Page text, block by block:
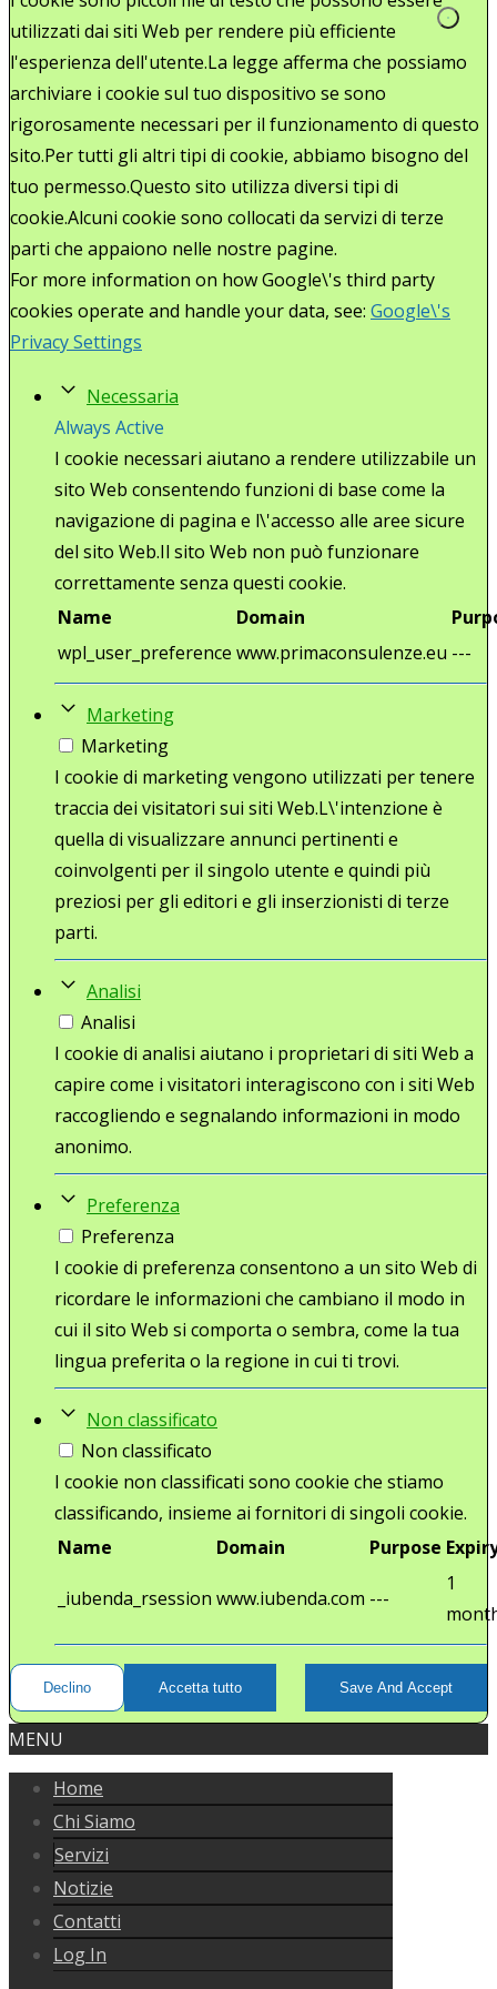
utilizzati dai siti Web per rendere più efficiente
l'esperienza dell'utente.La legge afferma che possiamo
archiviare i cookie sul tuo dispositivo se sono
rigorosamente necessari per il funzionamento di questo
sito.Per tutti gli altri tipi di cookie, abbiamo bisogno del
tuo permesso.Questo sito utilizza diversi tipi di
cookie.Alcuni cookie sono collocati da servizi di terze
parti che appaiono nelle nostre pagine.
For more information on how Google\'s third party
cookies operate and handle your data, see: Google\'s
Privacy Settings
Necessaria
Always Active
I cookie necessari aiutano a rendere utilizzabile un
sito Web consentendo funzioni di base come la
navigazione di pagina e l\'accesso alle aree sicure
del sito Web.Il sito Web non può funzionare
correttamente senza questi cookie.
Name
Domain
wpl_user_preference www.primaconsulenze.eu ---
Marketing
Marketing
I cookie di marketing vengono utilizzati per tenere
traccia dei visitatori sui siti Web.L\'intenzione è
quella di visualizzare annunci pertinenti e
coinvolgenti per il singolo utente e quindi più
preziosi per gli editori e gli inserzionisti di terze
parti.
Analisi
Analisi
I cookie di analisi aiutano i proprietari di siti Web a
capire come i visitatori interagiscono con i siti Web
raccogliendo e segnalando informazioni in modo
anonimo.
Preferenza
Preferenza
I cookie di preferenza consentono a un sito Web di
ricordare le informazioni che cambiano il modo in
cui il sito Web si comporta o sembra, come la tua
lingua preferita o la regione in cui ti trovi.
Non classificato
Non classificato
I cookie non classificati sono cookie che stiamo
classificando, insieme ai fornitori di singoli cookie.
Name
Domain Purpose
_iubenda_rsession www.iubenda.com ---
1
Declino Accetta tutto Save And Accept
MENU
Home
Chi Siamo
Servizi
Notizie
Contatti
Log In